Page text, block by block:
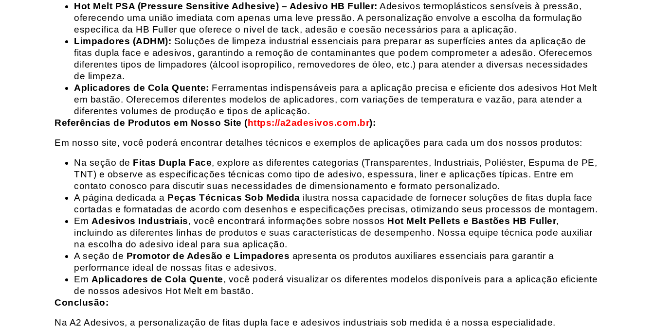
Hot Melt PSA (Pressure Sensitive Adhesive) – Adesivo HB Fuller: Adesivos termoplásticos sensíveis à pressão,
oferecendo uma união imediata com apenas uma leve pressão. A personalização envolve a escolha da formulação
específica da HB Fuller que oferece o nível de tack, adesão e coesão necessários para a aplicação.
Limpadores (ADHM): Soluções de limpeza industrial essenciais para preparar as superfícies antes da aplicação de
fitas dupla face e adesivos, garantindo a remoção de contaminantes que podem comprometer a adesão. Oferecemos
diferentes tipos de limpadores (álcool isopropílico, removedores de óleo, etc.) para atender a diversas necessidades
de limpeza.
Aplicadores de Cola Quente: Ferramentas indispensáveis para a aplicação precisa e eficiente dos adesivos Hot Melt
em bastão. Oferecemos diferentes modelos de aplicadores, com variações de temperatura e vazão, para atender a
diferentes volumes de produção e tipos de aplicação.
Referências de Produtos em Nosso Site (https://a2adesivos.com.br):
Em nosso site, você poderá encontrar detalhes técnicos e exemplos de aplicações para cada um dos nossos produtos:
Na seção de Fitas Dupla Face, explore as diferentes categorias (Transparentes, Industriais, Poliéster, Espuma de PE,
TNT) e observe as especificações técnicas como tipo de adesivo, espessura, liner e aplicações típicas. Entre em
contato conosco para discutir suas necessidades de dimensionamento e formato personalizado.
A página dedicada a Peças Técnicas Sob Medida ilustra nossa capacidade de fornecer soluções de fitas dupla face
cortadas e formatadas de acordo com desenhos e especificações precisas, otimizando seus processos de montagem.
Em Adesivos Industriais, você encontrará informações sobre nossos Hot Melt Pellets e Bastões HB Fuller,
incluindo as diferentes linhas de produtos e suas características de desempenho. Nossa equipe técnica pode auxiliar
na escolha do adesivo ideal para sua aplicação.
A seção de Promotor de Adesão e Limpadores apresenta os produtos auxiliares essenciais para garantir a
performance ideal de nossas fitas e adesivos.
Em Aplicadores de Cola Quente, você poderá visualizar os diferentes modelos disponíveis para a aplicação eficiente
de nossos adesivos Hot Melt em bastão.
Conclusão:
Na A2 Adesivos, a personalização de fitas dupla face e adesivos industriais sob medida é a nossa especialidade.